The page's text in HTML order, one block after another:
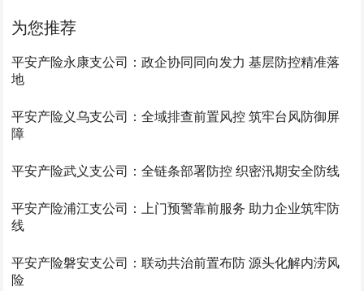
为您推荐
平安产险永康支公司：政企协同同向发力 基层防控精准落
地
平安产险义乌支公司：全域排查前置风控 筑牢台风防御屏
障
平安产险武义支公司：全链条部署防控 织密汛期安全防线
平安产险浦江支公司：上门预警靠前服务 助力企业筑牢防
线
平安产险磐安支公司：联动共治前置布防 源头化解内涝风
险